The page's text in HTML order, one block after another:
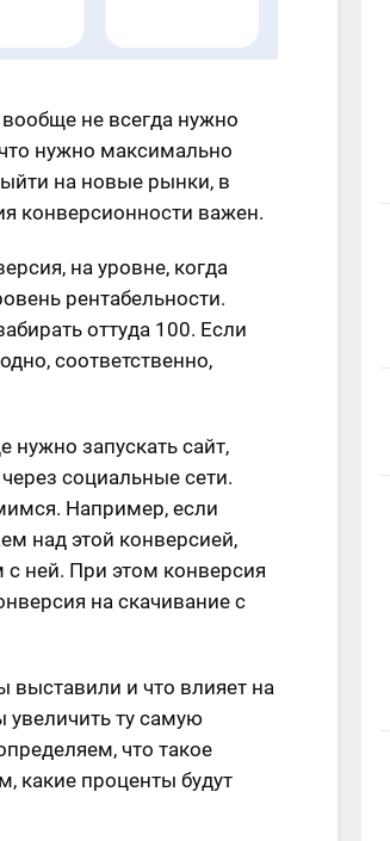
не всегда нужно
нужно максимально
на новые рынки, в
конверсионности важен.
на уровне, когда
рентабельности.
оттуда 100. Если
соответственно,
нужно запускать сайт,
социальные сети.
Например, если
над этой конверсией,
с ней. При этом конверсия
на скачивание с
и что влияет на
увеличить ту самую
что такое
какие проценты будут